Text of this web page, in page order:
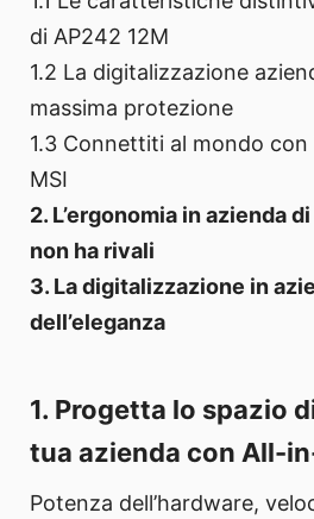
di AP242 12M
1.2 La digitalizzazione
massima protezione
1.3 Connettiti al mondo
MSI
2. L’ergonomia in azienda
non ha rivali
3. La digitalizzazione in
dell’eleganza
1. Progetta lo spazio
tua azienda con All-
Potenza dell’hardware,